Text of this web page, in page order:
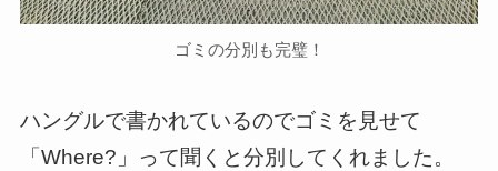
ゴミの分別も完璧！
ハングルで書かれているのでゴミを見せて
「Where?」って聞くと分別してくれました。